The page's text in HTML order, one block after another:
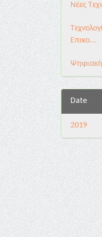
Νέες
Επικο...
Ψηφιακή
Date
2019